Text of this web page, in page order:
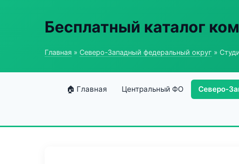
Бесплатный каталог
Главная » Северо-Западный федеральный округ »
🏠 Главная Центральный ФО Северо-